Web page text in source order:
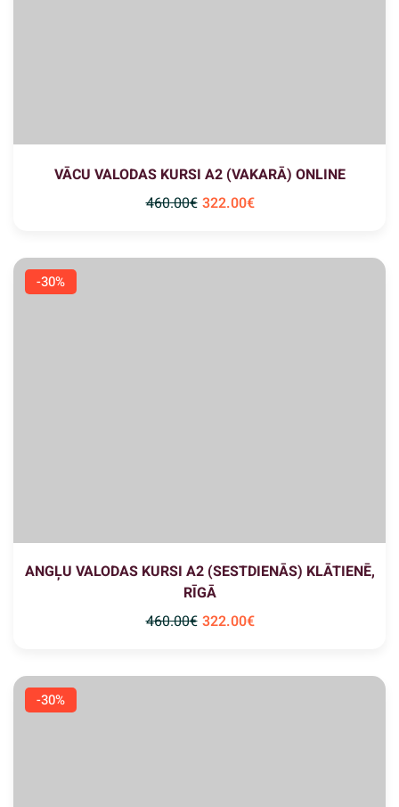
VĀCU VALODAS KURSI A2 (VAKARĀ) ONLINE
460.00€ 322.00€
-30%
ANGĻU VALODAS KURSI A2 (SESTDIENĀS) KLĀTIENĒ,
RĪGĀ
460.00€ 322.00€
-30%